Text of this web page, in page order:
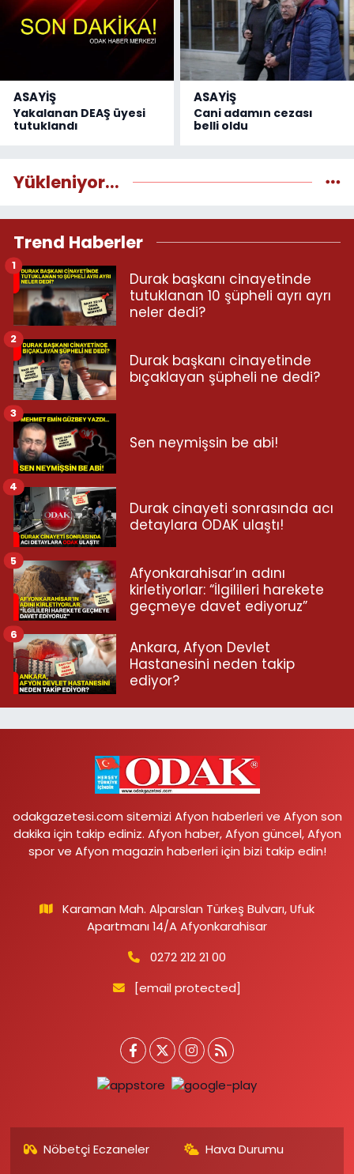
ASAYİŞ
Yakalanan DEAŞ üyesi
tutuklandı
ASAYİŞ
Cani adamın cezası
belli oldu
Yükleniyor...
Trend Haberler
Durak başkanı cinayetinde
tutuklanan 10 şüpheli ayrı ayrı
neler dedi?
1
Durak başkanı cinayetinde
bıçaklayan şüpheli ne dedi?
2
Sen neymişsin be abi!
3
Durak cinayeti sonrasında acı
detaylara ODAK ulaştı!
4
Afyonkarahisar’ın adını
kirletiyorlar: “İlgilileri harekete
geçmeye davet ediyoruz”
5
Ankara, Afyon Devlet
Hastanesini neden takip
ediyor?
6
odakgazetesi.com sitemizi Afyon haberleri ve Afyon son
dakika için takip ediniz. Afyon haber, Afyon güncel, Afyon
spor ve Afyon magazin haberleri için bizi takip edin!
Karaman Mah. Alparslan Türkeş Bulvarı, Ufuk
Apartmanı 14/A Afyonkarahisar
0272 212 21 00
[email protected]
Nöbetçi Eczaneler
Hava Durumu